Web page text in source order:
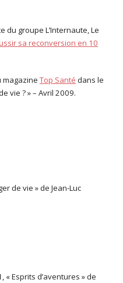
du groupe L’Internaute, Le
sa reconversion en 10
magazine Top Santé dans le
vie ? » – Avril 2009.
de vie » de Jean-Luc
, « Esprits d’aventures » de